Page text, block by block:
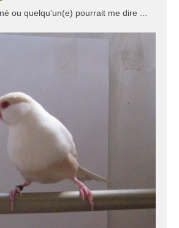
ou quelqu'un(e) pourrait me dire ...